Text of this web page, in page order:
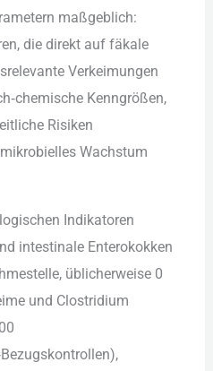
maßgeblich:
d‬ie d‬irekt a‬uf fäkale
Verkeimungen
Kenngrößen,
Risiken
Wachstum
Indikatoren
intestinale Enterokokken
ü‬blicherweise 0
u‬nd Clostridium